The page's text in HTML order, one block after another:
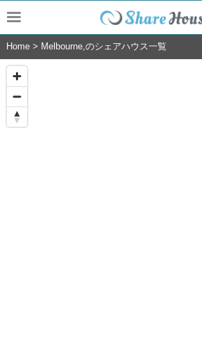
Home > Melbourne,のシェアハウス一覧